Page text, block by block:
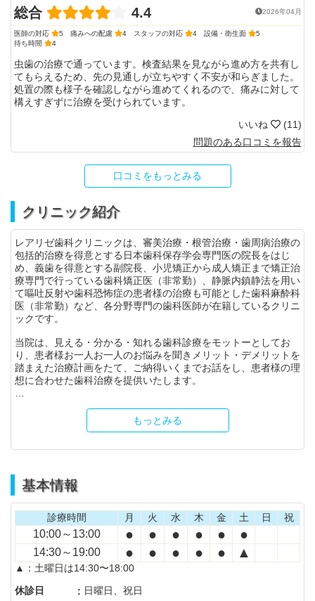
総合 4.4 2026年04月
医師の対応 5 痛みへの配慮 4 スタッフの対応 4 設備・衛生面
5
待ち時間
4
虫歯の治療で通っています。検査結果を見ながら進め方を共有し
てもらえるため、先の見通しが立ちやすく不安が和らぎました。
処置の際も様子を確認しながら進めてくれるので、痛みに対して
構えすぎずに治療を受けられています。
いいね
(11)
問題のある口コミを報告
口コミをもっとみる
クリニック紹介
レアリゼ歯科クリニックは、審美治療・根管治療・歯周病治療の
包括的治療を得意とする日本歯科保存学会専門医の院長をはじ
め、義歯を得意とする副院長、小児矯正から成人矯正まで矯正治
療専門で行っている歯科矯正医（非常勤）、静脈内鎮静法を用い
て嘔吐反射や歯科恐怖症の患者様の治療も可能とした歯科麻酔科
医（非常勤）など、各分野専門の歯科医師が在籍しているクリニ
ックです。
当院は、見える・分かる・知れる歯科診療をモットーとしてお
り、患者様お一人お一人のお悩みを聞きメリット・デメリットを
踏まえた治療計画をたて、ご納得いくまでお話をし、患者様の理
想に合わせた歯科治療を提供いたします。
…
もっとみる
基本情報
診療時間 月 火 水 木 金 土 日 祝
10:00～13:00 ● ● ● ● ● ●
14:30～19:00 ● ● ● ● ● ▲
▲：土曜日は14:30〜18:00
休診日
: 日曜日、祝日